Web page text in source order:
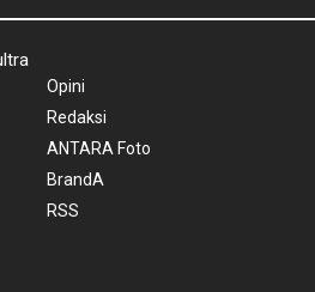
Opini
Redaksi
ANTARA Foto
BrandA
RSS